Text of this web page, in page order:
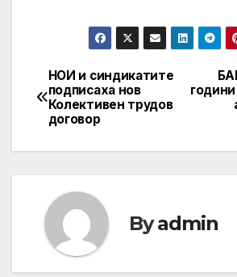
Post
navigation
НОИ и синдикатите
подписаха нов
Колективен трудов
договор
Byadmin